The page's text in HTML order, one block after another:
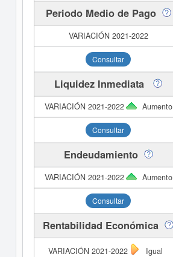
Periodo Medio de Pago
Consultar
Liquidez Inmediata
Aumento
Consultar
Endeudamiento
Aumento
Consultar
Rentabilidad Económica
Igual